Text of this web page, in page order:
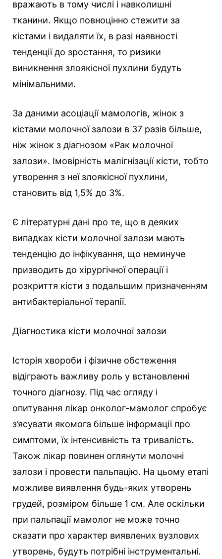
вражають в тому числі і навколишні
тканини. Якщо повноцінно стежити за
кістами і видаляти їх, в разі наявності
тенденції до зростання, то ризики
виникнення злоякісної пухлини будуть
мінімальними.
За даними асоціації мамологів, жінок з
кістами молочної залози в 37 разів більше,
ніж жінок з діагнозом «Рак молочної
залози». Імовірність малігнізації кісти, тобто
утворення з неї злоякісної пухлини,
становить від 1,5% до 3%.
Є літературні дані про те, що в деяких
випадках кісти молочної залози мають
тенденцію до інфікування, що неминуче
призводить до хірургічної операції і
розкриття кісти з подальшим призначенням
антибактеріальної терапії.
Діагностика кісти молочної залози
Історія хвороби і фізичне обстеження
відіграють важливу роль у встановленні
точного діагнозу. Під час огляду і
опитування лікар онколог-мамолог спробує
з’ясувати якомога більше інформації про
симптоми, їх інтенсивність та тривалість.
Також лікар повинен оглянути молочні
залози і провести пальпацію. На цьому етапі
можливе виявлення будь-яких утворень
грудей, розміром більше 1 см. Але оскільки
при пальпації мамолог не може точно
сказати про характер виявлених вузлових
утворень, будуть потрібні інструментальні.